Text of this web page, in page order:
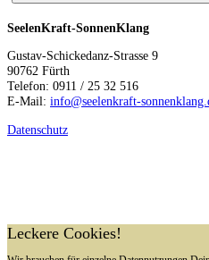
SeelenKraft-SonnenKlang
Gustav-Schickedanz-Strasse 9
90762 Fürth
Telefon: 0911 / 25 32 516
E-Mail: info@seelenkraft-
Datenschutz
Leckere Cookies!